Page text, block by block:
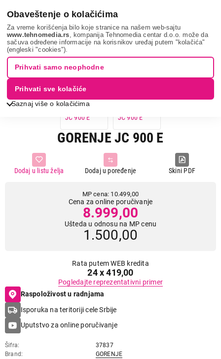
Obaveštenje o kolačićima
Za vreme korišćenja bilo koje stranice na našem web-sajtu
www.tehnomedia.rs , kompanija Tehnomedia centar d.o.o. može da
sačuva određene informacije na korisnikov uređaj putem "kolačića"
(engleski "cookies").
Saznaj više o kolačićima
Prihvati samo neophodne
Prihvati sve kolačiće
Mali kuhinjski aparati Sokovnici Gorenje jc 900 ...
GORENJE JC 900 E
Skini PDF
Dodaj u poređenje
Dodaj u listu želja
MP cena: 10.499,00
Cena za online poručivanje
8.999,00
Ušteda u odnosu na MP cenu
1.500,00
Rata putem WEB kredita
24 x 419,00
Pogledajte reprezentativni primer
Raspoloživost u radnjama
Isporuka na teritoriji cele Srbije
Uputstvo za online poručivanje
Šifra
37837
Brand
GORENJE